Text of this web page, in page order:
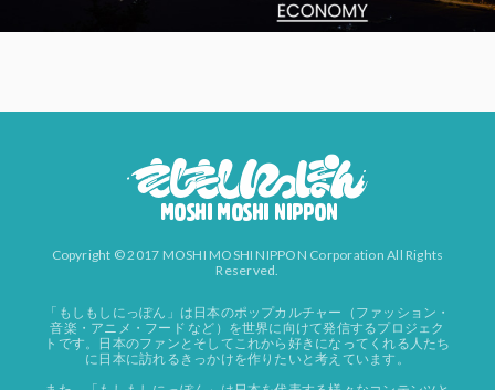
Copyright © 2017 MOSHI MOSHI NIPPON Corporation All Rights
Reserved.
「もしもしにっぽん」は日本のポップカルチャー（ファッション・
音楽・アニメ・フード など）を世界に向けて発信するプロジェク
トです。日本のファンとそしてこれから好きになってくれる人たち
に日本に訪れるきっかけを作りたいと考えています。